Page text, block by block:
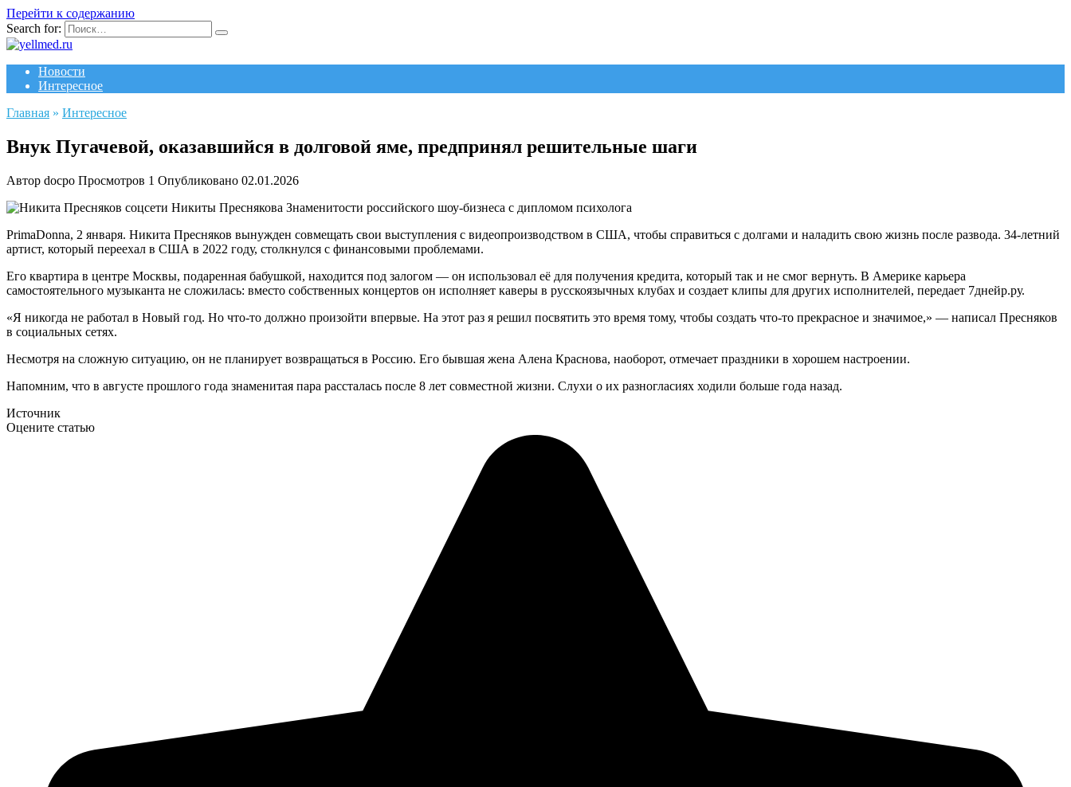
Перейти к содержанию
Search for:
Новости
Интересное
Главная » Интересное
Внук Пугачевой, оказавшийся в долговой яме, предпринял решительные шаги
Автор docpo Просмотров 1 Опубликовано 02.01.2026
Знаменитости российского шоу-бизнеса с дипломом психолога
PrimaDonna, 2 января. Никита Пресняков вынужден совмещать свои выступления с видеопроизводством в США, чтобы справиться с долгами и наладить свою жизнь после развода. 34-летний
артист, который переехал в США в 2022 году, столкнулся с финансовыми проблемами.
Его квартира в центре Москвы, подаренная бабушкой, находится под залогом — он использовал её для получения кредита, который так и не смог вернуть. В Америке карьера
самостоятельного музыканта не сложилась: вместо собственных концертов он исполняет каверы в русскоязычных клубах и создает клипы для других исполнителей, передает 7днейр.ру.
«Я никогда не работал в Новый год. Но что-то должно произойти впервые. На этот раз я решил посвятить это время тому, чтобы создать что-то прекрасное и значимое,» — написал Пресняков
в социальных сетях.
Несмотря на сложную ситуацию, он не планирует возвращаться в Россию. Его бывшая жена Алена Краснова, наоборот, отмечает праздники в хорошем настроении.
Напомним, что в августе прошлого года знаменитая пара рассталась после 8 лет совместной жизни. Слухи о их разногласиях ходили больше года назад.
Источник
Оцените статью